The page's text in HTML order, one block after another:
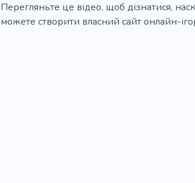
Перегляньте це відео, щоб дізнатися,
можете створити власний сайт онлайн-